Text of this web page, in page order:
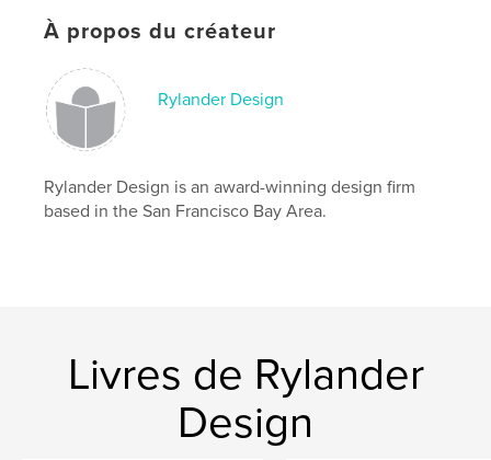
À propos du créateur
Rylander Design
Rylander Design is an award-winning design firm
based in the San Francisco Bay Area.
Livres de Rylander
Design